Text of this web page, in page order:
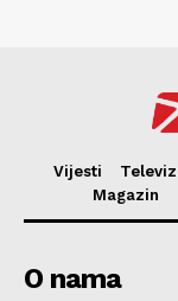
Vijesti
Magazin
O nama